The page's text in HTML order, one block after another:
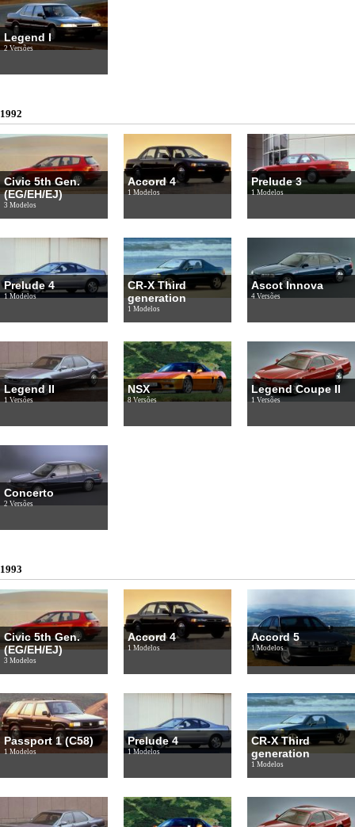
Legend I
2 Versões
1992
Civic 5th Gen.
(EG/EH/EJ)
3 Modelos
Accord 4
1 Modelos
Prelude 3
1 Modelos
Prelude 4
1 Modelos
CR-X Third
generation
1 Modelos
Ascot Innova
4 Versões
Legend II
1 Versões
NSX
8 Versões
Legend Coupe II
1 Versões
Concerto
2 Versões
1993
Civic 5th Gen.
(EG/EH/EJ)
3 Modelos
Accord 4
1 Modelos
Accord 5
1 Modelos
Passport 1 (C58)
1 Modelos
Prelude 4
1 Modelos
CR-X Third
generation
1 Modelos